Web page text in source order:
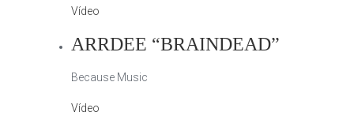
Vídeo
ARRDEE “BRAINDEAD”
Because Music
Vídeo